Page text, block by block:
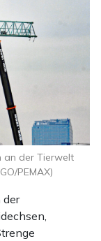
der
an der Tierwelt
PEMAX)